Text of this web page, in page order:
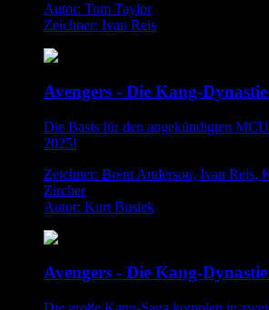
Autor: Tom Taylor
Zeichner: Ivan Reis
Avengers - Die Kang-
Die Basis für den angekündigten
2025!
Zeichner: Brent Anderson, Ivan Reis,
Zircher
Autor: Kurt Busiek
Avengers - Die Kang-